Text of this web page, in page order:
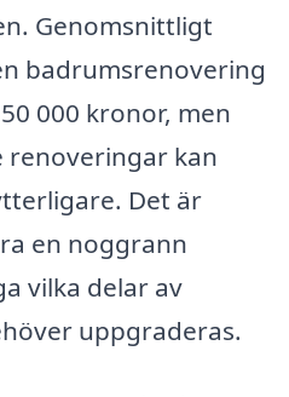
Genomsnittligt
badrumsrenovering
000 kronor, men
kan
Det är
en noggrann
vilka delar av
uppgraderas.